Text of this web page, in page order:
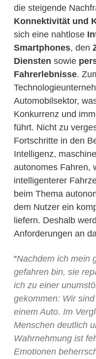
die steigende
Konnektivität und
sich eine nahtlose
Smartphones, den
Diensten sowie
Fahrerlebnisse.
Automobilsektor,
Konkurrenz und
führt. Nicht zu
Fortschritte in den
Intelligenz,
autonomes Fahren,
intelligenterer
beim Thema
dem Nutzer ein
liefern. Deshalb
Anforderungen an
“Nachdem ich mein
gefahren bin, sie
ich zu einer
gekommen: Wir
einem Auto. Im
Menschen deutlich
Wahrnehmung ist
Emotionen